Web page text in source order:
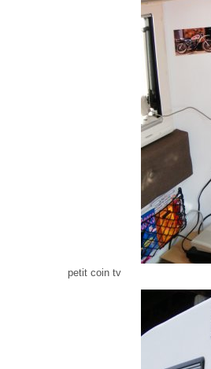
petit coin tv